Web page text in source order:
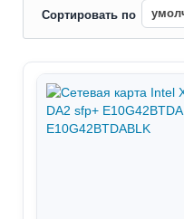
Сортировать по